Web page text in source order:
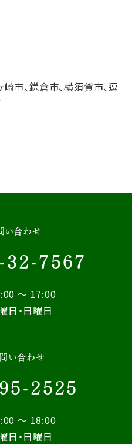
市、鎌倉市、横須賀市、逗
い合わせ
7567
～ 17:00
日・日曜日
い合わせ
2525
～ 18:00
日・日曜日